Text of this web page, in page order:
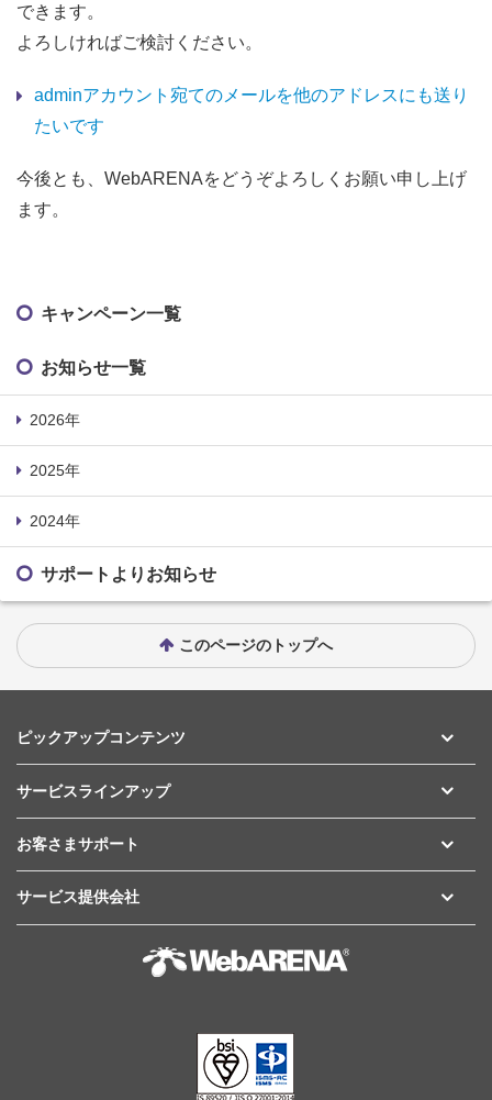
できます。
よろしければご検討ください。
adminアカウント宛てのメールを他のアドレスにも送り
たいです
今後とも、WebARENAをどうぞよろしくお願い申し上げ
ます。
キャンペーン一覧
お知らせ一覧
2026年
2025年
2024年
サポートよりお知らせ
このページのトップへ
ピックアップコンテンツ
サービスラインアップ
お客さまサポート
サービス提供会社